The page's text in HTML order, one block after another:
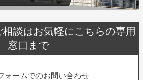
談はお気軽にこちらの専用
窓口まで
ォームでのお問い合わせ